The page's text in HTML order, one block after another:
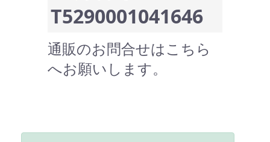
T5290001041646
通販のお問合せはこちら
へお願いします。